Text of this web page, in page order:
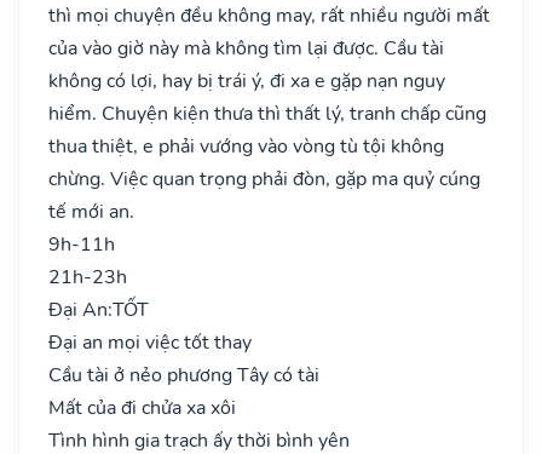
thì mọi chuyện đều không may, rất nhiều người mất
của vào giờ này mà không tìm lại được. Cầu tài
không có lợi, hay bị trái ý, đi xa e gặp nạn nguy
hiểm. Chuyện kiện thưa thì thất lý, tranh chấp cũng
thua thiệt, e phải vướng vào vòng tù tội không
chừng. Việc quan trọng phải đòn, gặp ma quỷ cúng
tế mới an.
9h-11h
21h-23h
Đại An:TỐT
Đại an mọi việc tốt thay
Cầu tài ở nẻo phương Tây có tài
Mất của đi chửa xa xôi
Tình hình gia trạch ấy thời bình yên